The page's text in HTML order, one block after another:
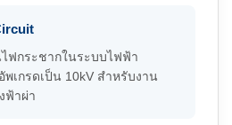
ฟกระชากในระบบไฟฟ้า
เกรดเป็น 10kV สำหรับงาน
ฟ้าผ่า